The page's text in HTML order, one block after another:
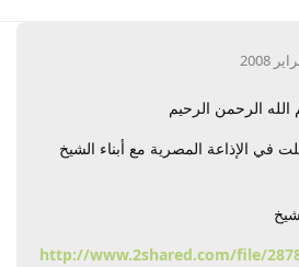
الله الرحمن الرحيم
في الإذاعة المصرية مع أبناء الشيخ
http://www.2shared.com/file/